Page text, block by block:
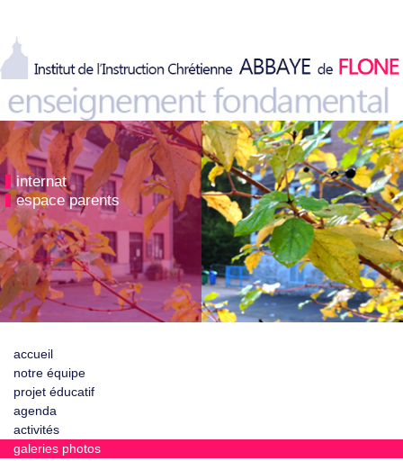
internat
espace parents
accueil
notre équipe
projet éducatif
agenda
activités
galeries photos